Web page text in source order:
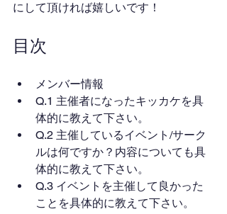
にして頂ければ嬉しいです！
目次
メンバー情報
Q.1 主催者になったキッカケを具
体的に教えて下さい。
Q.2 主催しているイベント/サーク
ルは何ですか？内容についても具
体的に教えて下さい。
Q.3 イベントを主催して良かった
ことを具体的に教えて下さい。